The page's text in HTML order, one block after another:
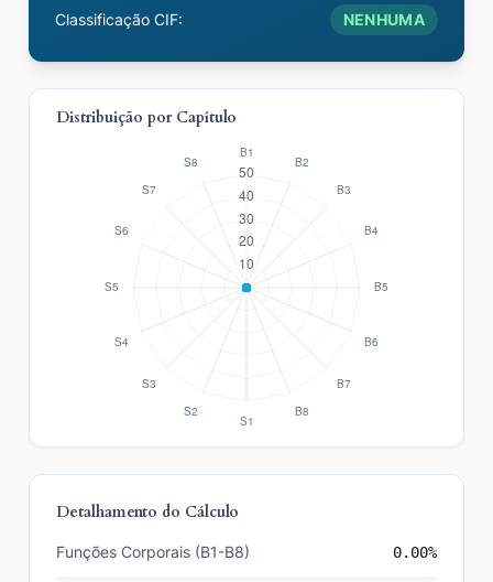
Classificação CIF: NENHUMA
Distribuição por Capítulo
Detalhamento do Cálculo
Funções Corporais (B1-B8) 0.00%